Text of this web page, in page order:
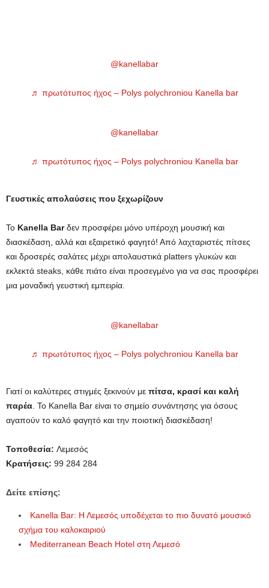
@kanellabar
♬ πρωτότυπος ήχος – Polys polychroniou Kanella bar
@kanellabar
♬ πρωτότυπος ήχος – Polys polychroniou Kanella bar
Γευστικές απολαύσεις που ξεχωρίζουν
Το Kanella Barδεν προσφέρει μόνο υπέροχη μουσική και
διασκέδαση, αλλά και εξαιρετικό φαγητό! Από λαχταριστές πίτσες
και δροσερές σαλάτες μέχρι απολαυστικά platters γλυκών και
εκλεκτά steaks, κάθε πιάτο είναι προσεγμένο για να σας προσφέρει
μια μοναδική γευστική εμπειρία.
@kanellabar
♬ πρωτότυπος ήχος – Polys polychroniou Kanella bar
Γιατί οι καλύτερες στιγμές ξεκινούν με πίτσα, κρασί και καλή
παρέα . Το Kanella Bar είναι το σημείο συνάντησης για όσους
αγαπούν το καλό φαγητό και την ποιοτική διασκέδαση!
Τοποθεσία: Λεμεσός
Κρατήσεις: 99 284 284
Δείτε επίσης:
Kanella Bar: Η Λεμεσός υποδέχεται το πιο δυνατό μουσικό
σχήμα του καλοκαιριού
Mediterranean Beach Hotel στη Λεμεσό